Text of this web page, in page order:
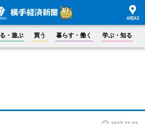
・遊ぶ 買う 暮らす・働く 学ぶ・知る